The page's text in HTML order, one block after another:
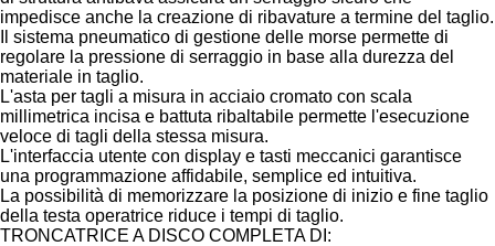
impedisce anche la creazione di ribavature a termine del taglio.
Il sistema pneumatico di gestione delle morse permette di
regolare la pressione di serraggio in base alla durezza del
materiale in taglio.
L'asta per tagli a misura in acciaio cromato con scala
millimetrica incisa e battuta ribaltabile permette l'esecuzione
veloce di tagli della stessa misura.
L'interfaccia utente con display e tasti meccanici garantisce
una programmazione affidabile, semplice ed intuitiva.
La possibilità di memorizzare la posizione di inizio e fine taglio
della testa operatrice riduce i tempi di taglio.
TRONCATRICE A DISCO COMPLETA DI: